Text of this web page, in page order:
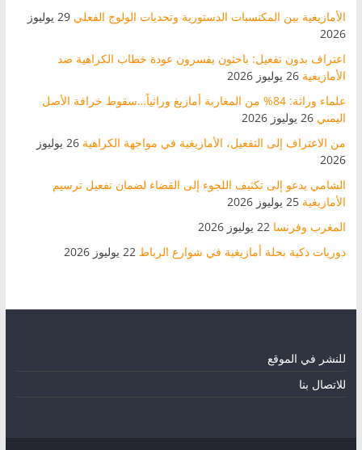
الأمازيغية بين المكتسبات الدستورية وتحديات الولوج الفعلي
29 يوليوز
2026
اعتراف بدون تفعيل: باحثون يفسرون عودة خطاب الكراهية ضد
الأمازيغية 26 يوليوز 2026
علماء وراثة: 84% من المغاربة أمازيغ وراثياً…سقوط خرافة الأصل
اليمني 26 يوليوز 2026
من الاعتراف إلى التفعيل، الأمازيغية في مواجهة الكراهية
26 يوليوز
2026
الشامي يدعو إلى تكثيف اللجوء إلى القضاء لضمان تفعيل ترسيم
الأمازيغية 25 يوليوز 2026
المغرب وفرنسا 22 يوليوز 2026
دوريات ذكية بحلة أمازيغية في شوارع الرباط 22 يوليوز 2026
للنشر في الموقع
للاتصال بنا